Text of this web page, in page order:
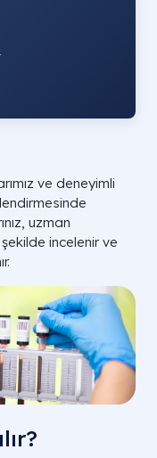
ve deneyimli
uzman
incelenir ve